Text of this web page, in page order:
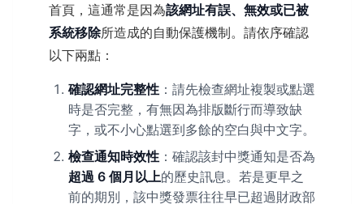
首頁，這通常是因為該網址有誤、無效或已被
系統移除所造成的自動保護機制。請依序確認
以下兩點：
確認網址完整性 ：請先檢查網址複製或點選
時是否完整，有無因為排版斷行而導致缺
字，或不小心點選到多餘的空白與中文字。
檢查通知時效性 ：確認該封中獎通知是否為
超過 6 個月以上的歷史訊息。若是更早之
前的期別，該中獎發票往往早已超過財政部